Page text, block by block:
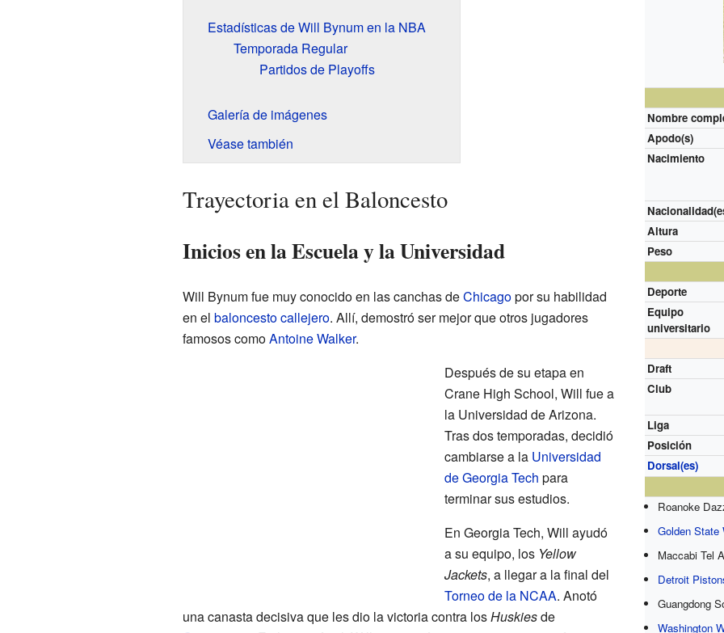
Nombre
Apodo(s)
Nacimiento
Altura
Peso
Deporte
Equipo
universitario
Draft
Club
Liga
Posición
Dorsal(es)
Roanoke
Golden State
Maccabi Tel
Detroit
Guangdong
Washington
Estadísticas de Will Bynum en la NBA
Temporada Regular
Partidos de Playoffs
Galería de imágenes
Véase también
Trayectoria en el Baloncesto
Inicios en la Escuela y la Universidad
Will Bynum fue muy conocido en las canchas deChicagopor su habilidad
en el baloncesto callejero. Allí, demostró ser mejor que otros jugadores
famosos comoAntoine Walker.
Después de su etapa en
Crane High School, Will fue a
la Universidad de Arizona.
Tras dos temporadas, decidió
cambiarse a la Universidad
de Georgia Tech para
terminar sus estudios.
En Georgia Tech, Will ayudó
a su equipo, los Yellow
Jackets, a llegar a la final del
Torneo de la NCAA. Anotó
una canasta decisiva que les dio la victoria contra losHuskiesde